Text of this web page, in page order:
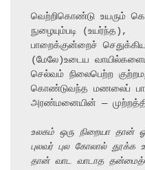
வெற்றிகொண்டு உயரும்
நுழையும்படி (உயர்ந்த),
பாறைக்குன்றைச்
(மேலே)உடைய
செல்வம் நிலைபெற்ற
கொண்டுவந்த மணலைப்
அரண்மனையின் —
உலகம் ஒரு நிறையா தான்
புலவர் புல கோலால் தூக்க
தான் வாட வாடாத